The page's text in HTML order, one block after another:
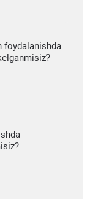
foydalanishda